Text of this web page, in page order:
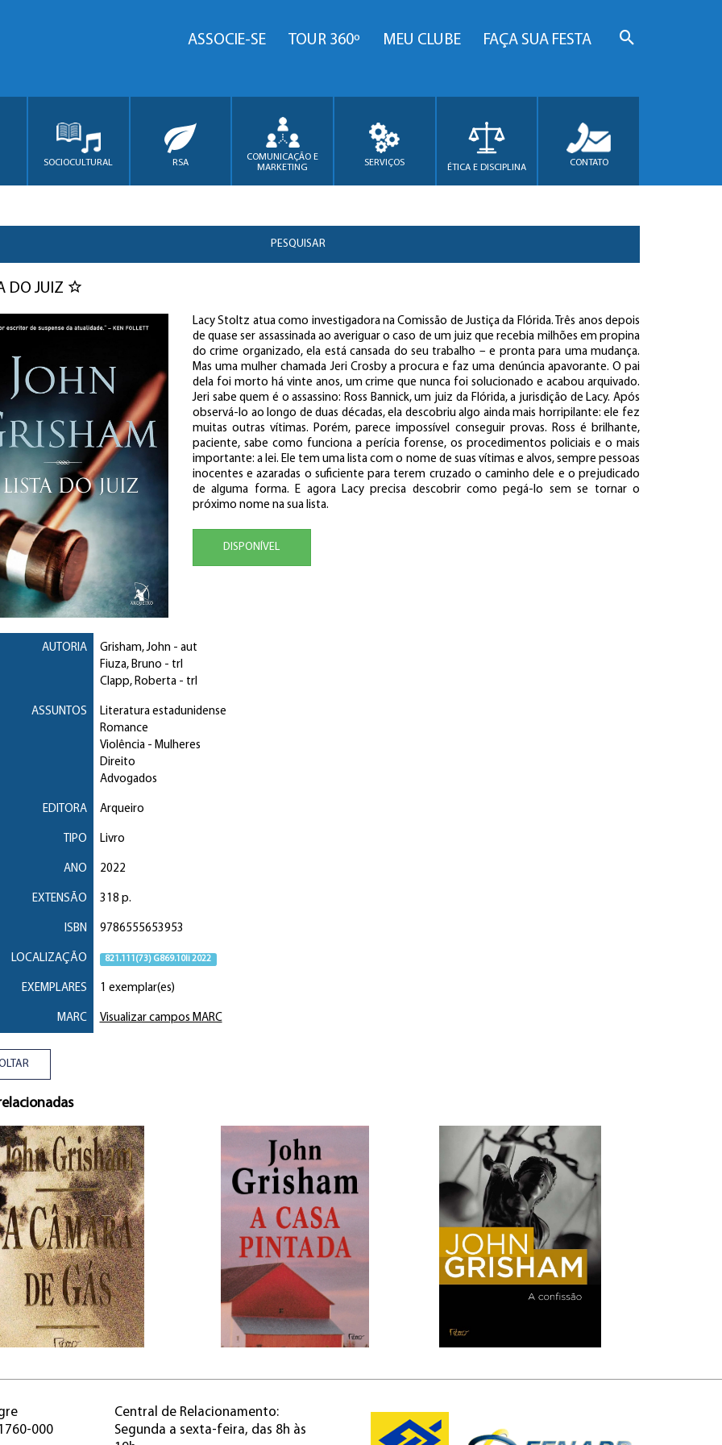
ASSOCIE-SE TOUR 360º MEU CLUBE FAÇA SUA FESTA
SOCIOCULTURAL RSA
COMUNICAÇÃO E
MARKETING
SERVIÇOS ÉTICA E DISCIPLINA CONTATO
PESQUISAR
DO JUIZ
Lacy Stoltz atua como investigadora na Comissão de Justiça da Flórida. Três anos depois
de quase ser assassinada ao averiguar o caso de um juiz que recebia milhões em propina
do crime organizado, ela está cansada do seu trabalho – e pronta para uma mudança.
Mas uma mulher chamada Jeri Crosby a procura e faz uma denúncia apavorante. O pai
dela foi morto há vinte anos, um crime que nunca foi solucionado e acabou arquivado.
Jeri sabe quem é o assassino: Ross Bannick, um juiz da Flórida, a jurisdição de Lacy. Após
observá-lo ao longo de duas décadas, ela descobriu algo ainda mais horripilante: ele fez
muitas outras vítimas. Porém, parece impossível conseguir provas. Ross é brilhante,
paciente, sabe como funciona a perícia forense, os procedimentos policiais e o mais
importante: a lei. Ele tem uma lista com o nome de suas vítimas e alvos, sempre pessoas
inocentes e azaradas o suficiente para terem cruzado o caminho dele e o prejudicado
de alguma forma. E agora Lacy precisa descobrir como pegá-lo sem se tornar o
próximo nome na sua lista.
DISPONÍVEL
AUTORIA Grisham, John - aut
Fiuza, Bruno - trl
Clapp, Roberta- trl
ASSUNTOS
Literatura estadunidense
Romance
Violência- Mulheres
Direito
Advogados
EDITORA Arqueiro
TIPO Livro
ANO 2022
EXTENSÃO 318 p.
ISBN 9786555653953
LOCALIZAÇÃO 821.111(73) G869.10li 2022
EXEMPLARES 1 exemplar(es)
MARC Visualizar campos MARC
000
Central de Relacionamento:
Segunda a sexta-feira, das 8h às